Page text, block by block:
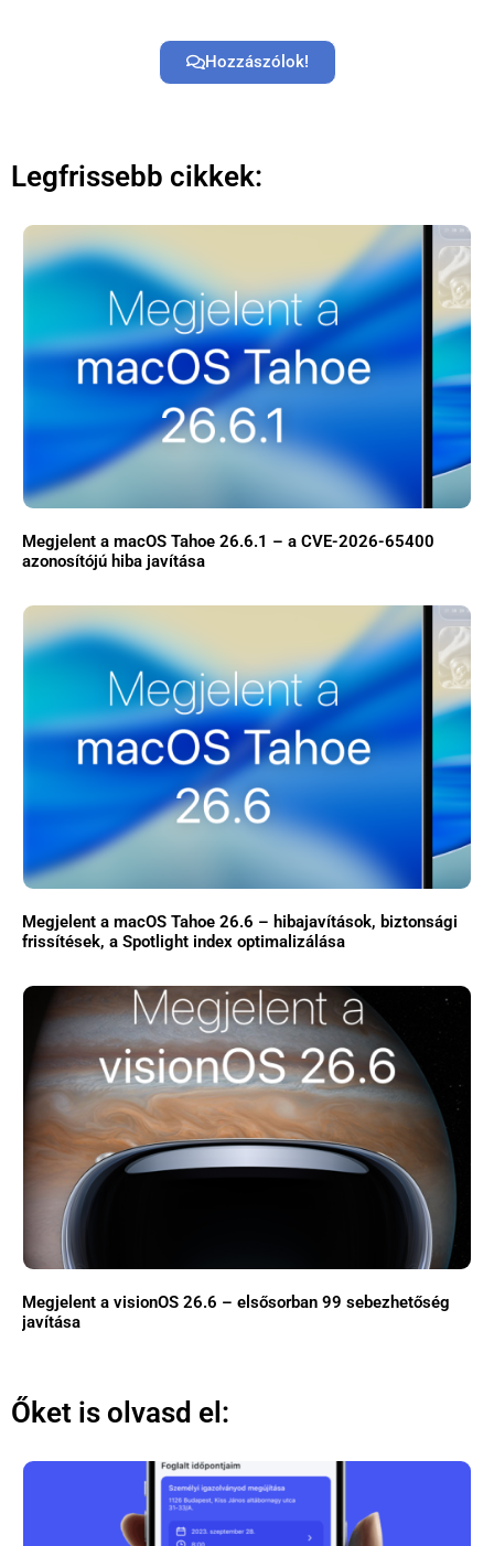
Hozzászólok!
Legfrissebb cikkek:
Megjelent a macOS Tahoe 26.6.1 – a CVE-2026-65400
azonosítójú hiba javítása
Megjelent a macOS Tahoe 26.6 – hibajavítások, biztonsági
frissítések, a Spotlight index optimalizálása
Megjelent a visionOS 26.6 – elsősorban 99 sebezhetőség
javítása
Őket is olvasd el: